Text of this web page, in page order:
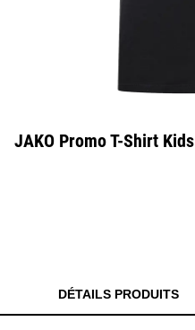
JAKO Promo T-Shirt Kids
DÉTAILS PRODUITS